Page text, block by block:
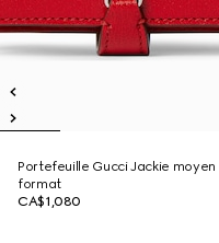
Portefeuille Gucci Jackie moyen
format
CA$1,080